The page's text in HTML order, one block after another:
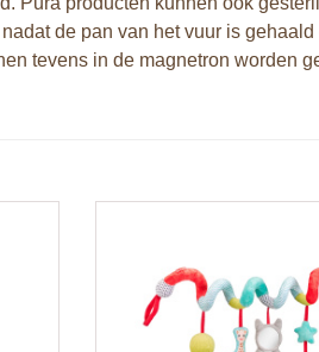
de pan van het vuur is
tevens in de magnetron worden